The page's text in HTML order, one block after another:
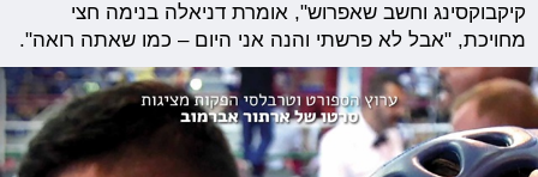
קיקבוקסינג וחשב שאפרוש", אומרת דניאלה בנימה חצי
מחויכת, "אבל לא פרשתי והנה אני היום – כמו שאתה רואה".